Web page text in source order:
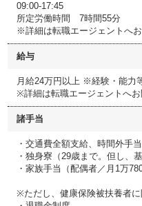
09:00-17:45
所定労働時間 7時間55分
※詳細は転職エージェントへお
給与
月給24万円以上 ※経験・能力
※詳細は転職エージェントへお
諸手当
・交通費全額支給、時間外手
・独身寮（29歳まで。但し、
・家族手当（配偶者／月1万
※ただし、健康保険被扶養者に